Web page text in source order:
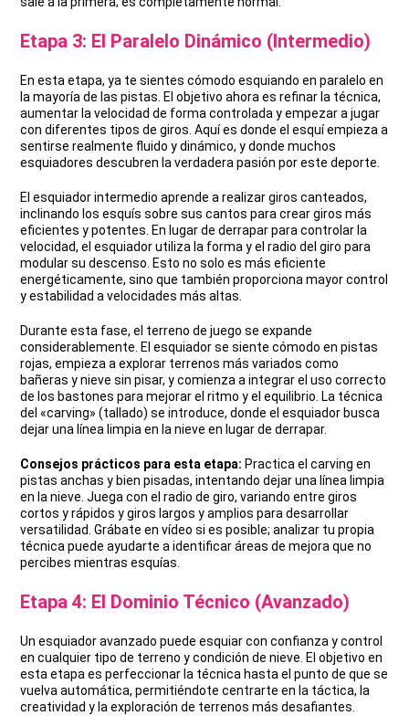
Etapa 3: El Paralelo Dinámico (Intermedio)
En esta etapa, ya te sientes cómodo esquiando en paralelo en
la mayoría de las pistas. El objetivo ahora es refinar la técnica,
aumentar la velocidad de forma controlada y empezar a jugar
con diferentes tipos de giros. Aquí es donde el esquí empieza a
sentirse realmente fluido y dinámico, y donde muchos
esquiadores descubren la verdadera pasión por este deporte.
El esquiador intermedio aprende a realizar giros canteados,
inclinando los esquís sobre sus cantos para crear giros más
eficientes y potentes. En lugar de derrapar para controlar la
velocidad, el esquiador utiliza la forma y el radio del giro para
modular su descenso. Esto no solo es más eficiente
energéticamente, sino que también proporciona mayor control
y estabilidad a velocidades más altas.
Durante esta fase, el terreno de juego se expande
considerablemente. El esquiador se siente cómodo en pistas
rojas, empieza a explorar terrenos más variados como
bañeras y nieve sin pisar, y comienza a integrar el uso correcto
de los bastones para mejorar el ritmo y el equilibrio. La técnica
del «carving» (tallado) se introduce, donde el esquiador busca
dejar una línea limpia en la nieve en lugar de derrapar.
Consejos prácticos para esta etapa: Practica el carving en
pistas anchas y bien pisadas, intentando dejar una línea limpia
en la nieve. Juega con el radio de giro, variando entre giros
cortos y rápidos y giros largos y amplios para desarrollar
versatilidad. Grábate en vídeo si es posible; analizar tu propia
técnica puede ayudarte a identificar áreas de mejora que no
percibes mientras esquías.
Etapa 4: El Dominio Técnico (Avanzado)
Un esquiador avanzado puede esquiar con confianza y control
en cualquier tipo de terreno y condición de nieve. El objetivo en
esta etapa es perfeccionar la técnica hasta el punto de que se
vuelva automática, permitiéndote centrarte en la táctica, la
creatividad y la exploración de terrenos más desafiantes.